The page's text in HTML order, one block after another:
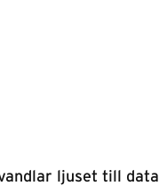
ljuset till data